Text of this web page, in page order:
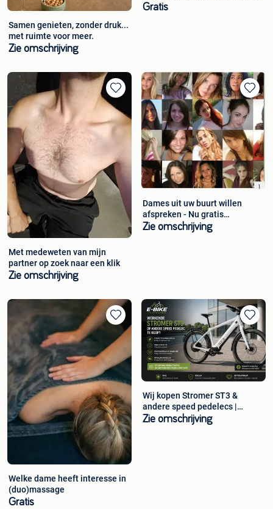
Samen genieten, zonder druk...
met ruimte voor meer.
Zie omschrijving
??
Gratis
Met medeweten van mijn
partner op zoek naar een klik
Zie omschrijving
Dames uit uw buurt willen
afspreken - Nu gratis
aanmelden
Zie omschrijving
Welke dame heeft interesse in
(duo)massage
Gratis
Wij kopen Stromer ST3 &
andere speed pedelecs |
Hasselt
Zie omschrijving